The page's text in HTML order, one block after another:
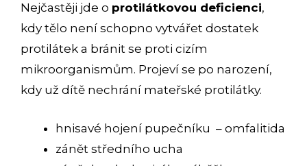
Nejčastěji jde o protilátkovou deficienci,
kdy tělo není schopno vytvářet dostatek
protilátek a bránit se proti cizím
mikroorganismům. Projeví se po narození,
kdy už dítě nechrání mateřské protilátky.
hnisavé hojení pupečníku – omfalitida
zánět středního ucha